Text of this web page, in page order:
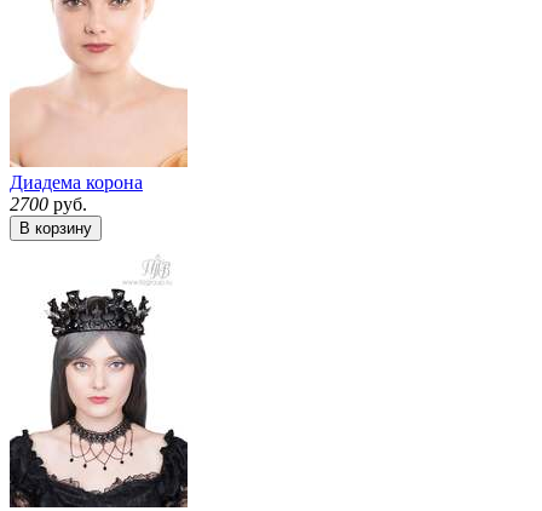
Диадема корона
2700 руб.
В корзину